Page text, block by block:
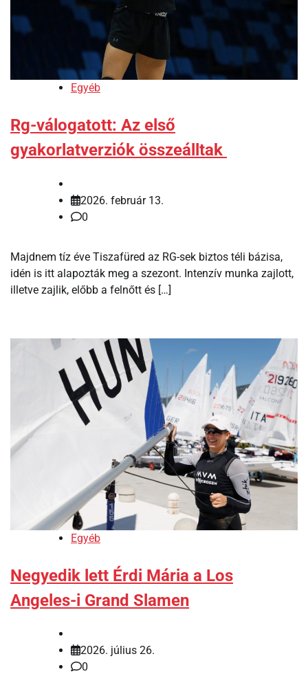
Egyéb
Rg-válogatott: Az első
gyakorlatverziók összeálltak
2026. február 13.
0
Majdnem tíz éve Tiszafüred az RG-sek biztos téli bázisa,
idén is itt alapozták meg a szezont. Intenzív munka zajlott,
illetve zajlik, előbb a felnőtt és […]
Egyéb
Negyedik lett Érdi Mária a Los
Angeles-i Grand Slamen
2026. július 26.
0